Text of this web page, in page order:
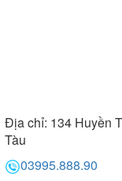
Địa chỉ: 134 Huyền
Tàu
03995.888.90